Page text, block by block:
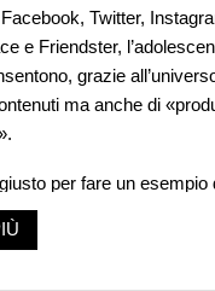
Twitter,
e Friendster,
grazie
ma anche di
per fare un esempio
attorno a questo
l’ultimo discorso di